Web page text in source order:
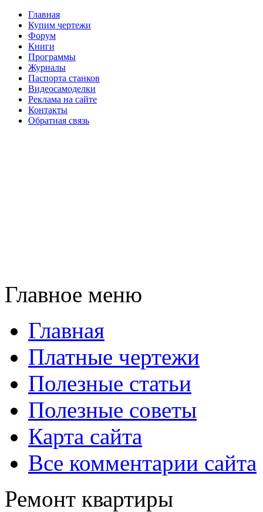
Главная
Купим чертежи
Форум
Книги
Программы
Журналы
Паспорта станков
Видеосамоделки
Реклама на сайте
Контакты
Обратная связь
Главное меню
Главная
Платные чертежи
Полезные статьи
Полезные советы
Карта сайта
Все комментарии сайта
Ремонт квартиры